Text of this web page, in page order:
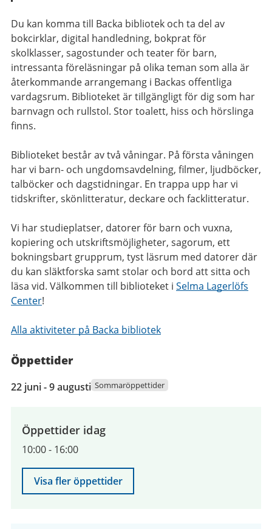
Du kan komma till Backa bibliotek och ta del av
bokcirklar, digital handledning, bokprat för
skolklasser, sagostunder och teater för barn,
intressanta föreläsningar på olika teman som alla är
återkommande arrangemang i Backas offentliga
vardagsrum. Biblioteket är tillgängligt för dig som har
barnvagn och rullstol. Stor toalett, hiss och hörslinga
finns.
Biblioteket består av två våningar. På första våningen
har vi barn- och ungdomsavdelning, filmer, ljudböcker,
talböcker och dagstidningar. En trappa upp har vi
tidskrifter, skönlitteratur, deckare och facklitteratur.
Vi har studieplatser, datorer för barn och vuxna,
kopiering och utskriftsmöjligheter, sagorum, ett
bokningsbart grupprum, tyst läsrum med datorer där
du kan släktforska samt stolar och bord att sitta och
läsa vid. Välkommen till biblioteket i Selma Lagerlöfs
Center!
Alla aktiviteter på Backa bibliotek
Öppettider
22
juni
augusti
2026
22 juni - 9 augusti Sommaröppettider
Öppettider idag
10:00- 16:00
Visa fler öppettider